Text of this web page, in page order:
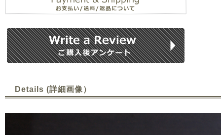
Details (詳細画像）